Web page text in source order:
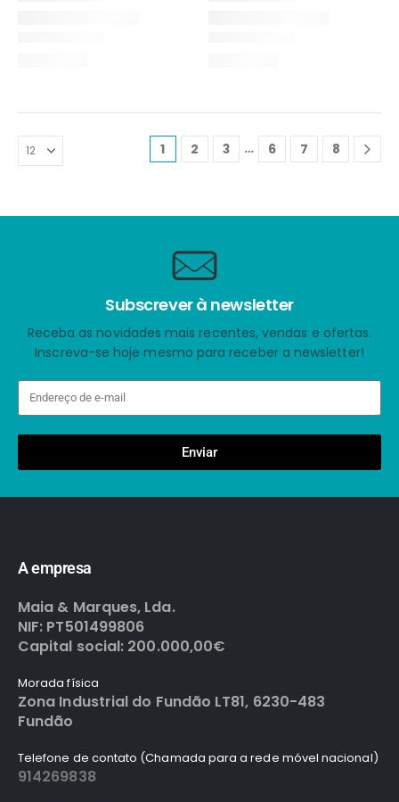
1 2 3 … 6 7 8
Subscrever à newsletter
Receba as novidades mais recentes, vendas e ofertas.
Inscreva-se hoje mesmo para receber a newsletter!
Enviar
A empresa
Maia & Marques, Lda.
NIF: PT501499806
Capital social: 200.000,00€
Morada física
Zona Industrial do Fundão LT81, 6230-483
Fundão
Telefone de contato (Chamada para a rede móvel nacional)
914269838